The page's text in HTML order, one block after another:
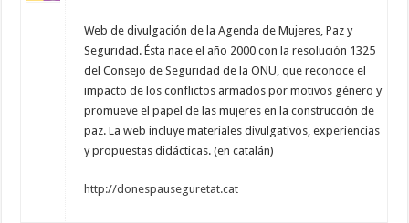
Web de divulgación de la Agenda de Mujeres, Paz y
Seguridad. Ésta nace el año 2000 con la resolución 1325
del Consejo de Seguridad de la ONU, que reconoce el
impacto de los conflictos armados por motivos género y
promueve el papel de las mujeres en la construcción de
paz. La web incluye materiales divulgativos, experiencias
y propuestas didácticas. (en catalán)
http://donespauseguretat.cat